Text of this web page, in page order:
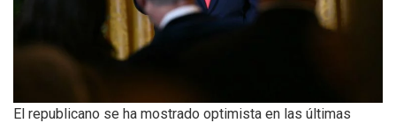
El republicano se ha mostrado optimista en las últimas